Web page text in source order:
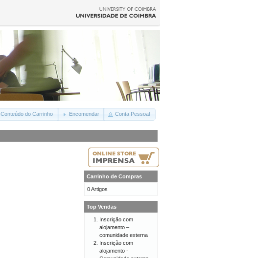
Conteúdo do Carrinho Encomendar Conta Pessoal
Carrinho de Compras
0 Artigos
Top Vendas
Inscrição com
alojamento –
comunidade externa
Inscrição com
alojamento -